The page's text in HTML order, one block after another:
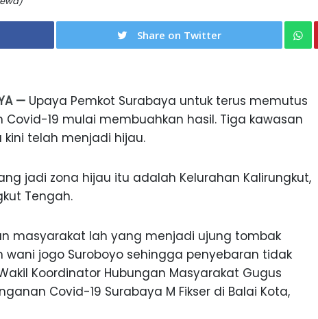
Share on Twitter
— Upaya Pemkot Surabaya untuk terus memutus
19 mulai membuahkan hasil. Tiga kawasan
telah menjadi hijau.
jadi zona hijau itu adalah Kelurahan Kalirungkut,
Tengah.
masyarakat lah yang menjadi ujung tombak
jogo Suroboyo sehingga penyebaran tidak
Koordinator Hubungan Masyarakat Gugus
Covid-19 Surabaya M Fikser di Balai Kota,